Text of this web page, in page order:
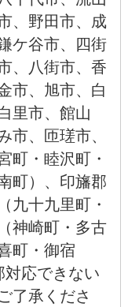
、 野田市、 成
ケ谷市、 四街
、 八街市、 香
市、 旭市、 白
里市、 館山
市、 匝瑳市、
町・睦沢町・
町）、印旛郡
九十九里町・
神崎町・多古
町・御宿
応できない
了承くださ